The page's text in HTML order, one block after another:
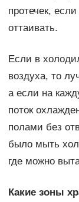
протечек,
оттаивать.
Если в
воздуха, то
а если на
поток
полами без
было мыть
где можно
Какие зоны